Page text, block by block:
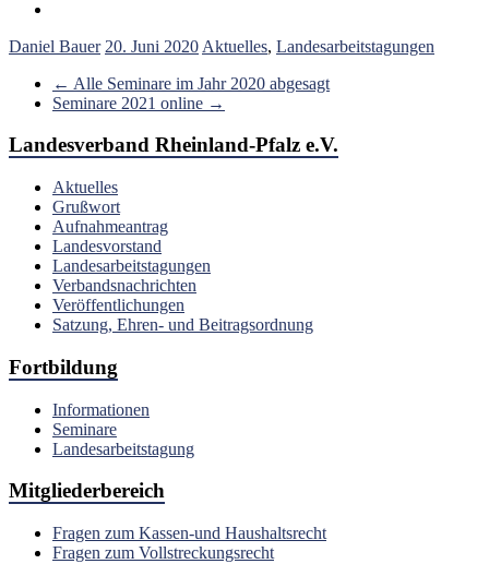
Daniel Bauer 20. Juni 2020 Aktuelles, Landesarbeitstagungen
← Alle Seminare im Jahr 2020 abgesagt
Seminare 2021 online →
Landesverband Rheinland-Pfalz e.V.
Aktuelles
Grußwort
Aufnahmeantrag
Landesvorstand
Landesarbeitstagungen
Verbandsnachrichten
Veröffentlichungen
Satzung, Ehren- und Beitragsordnung
Fortbildung
Informationen
Seminare
Landesarbeitstagung
Mitgliederbereich
Fragen zum Kassen-und Haushaltsrecht
Fragen zum Vollstreckungsrecht